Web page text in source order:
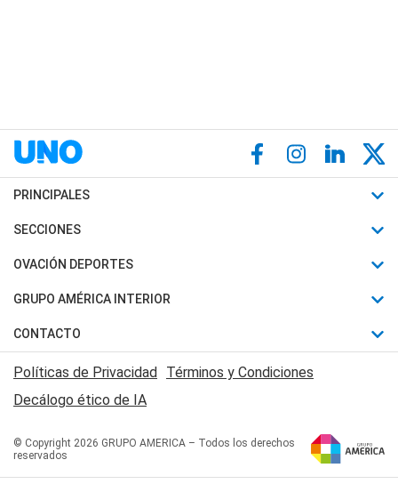
PRINCIPALES
Últimas Noticias
Política
Judiciales
Economia
SECCIONES
Horóscopo
Motores
Trucos caseros
Series y Películas
Edictos y Solicitadas
OVACIÓN DEPORTES
Fútbol
Mundial
Automovilismo
Rugby
Básquet
GRUPO AMÉRICA INTERIOR
Canal 7 en Vivo
San Juan 8
CONTACTO
Acerca de Nosotros
Contactanos
Políticas de Privacidad Términos y Condiciones
Decálogo ético de IA
© Copyright 2026 GRUPO AMERICA – Todos los derechos
reservados